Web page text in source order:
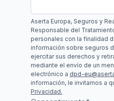
Aserta Europa, Seguros y
Responsable del
personales con la finalidad
información sobre seguros
ejercitar sus derechos y
mediante el envío de un
electrónico a dpd-
información, le invitamos a
Privacidad.